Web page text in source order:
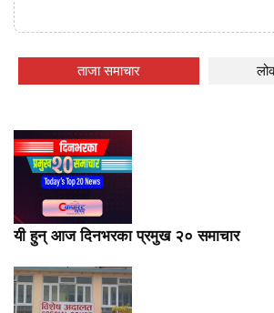
ताजा समाचार
यी हुन् आज दिनभरका प्रमुख २० समाचार